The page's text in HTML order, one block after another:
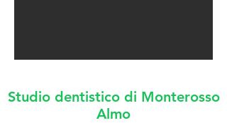
Studio dentistico di Monterosso
Almo